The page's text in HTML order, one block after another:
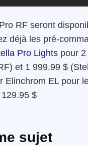
RF seront
déjà les pré-
Pro Lights pour
et 1 999.99 $
Elinchrom EL pour
$
sujet